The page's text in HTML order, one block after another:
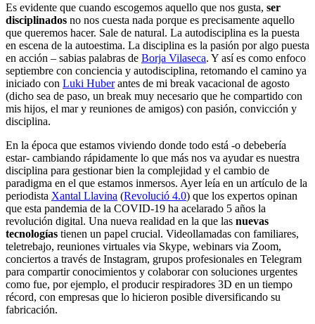
Es evidente que cuando escogemos aquello que nos gusta, ser
disciplinados no nos cuesta nada porque es precisamente aquello
que queremos hacer. Sale de natural. La autodisciplina es la puesta
en escena de la autoestima. La disciplina es la pasión por algo puesta
en acción – sabias palabras de Borja Vilaseca. Y así es como enfoco
septiembre con conciencia y autodisciplina, retomando el camino ya
iniciado con Luki Huberantes de mi break vacacional de agosto
(dicho sea de paso, un break muy necesario que he compartido con
mis hijos, el mar y reuniones de amigos) con pasión, convicción y
disciplina.
En la época que estamos viviendo donde todo está -o debebería
estar- cambiando rápidamente lo que más nos va ayudar es nuestra
disciplina para gestionar bien la complejidad y el cambio de
paradigma en el que estamos inmersos. Ayer leía en un artículo de la
periodista Xantal Llavina (Revolució 4.0) que los expertos opinan
que esta pandemia de la COVID-19 ha acelarado 5 años la
revolución digital. Una nueva realidad en la que las nuevas
tecnologías tienen un papel crucial. Videollamadas con familiares,
teletrebajo, reuniones virtuales via Skype, webinars via Zoom,
conciertos a través de Instagram, grupos profesionales en Telegram
para compartir conocimientos y colaborar con soluciones urgentes
como fue, por ejemplo, el producir respiradores 3D en un tiempo
récord, con empresas que lo hicieron posible diversificando su
fabricación.